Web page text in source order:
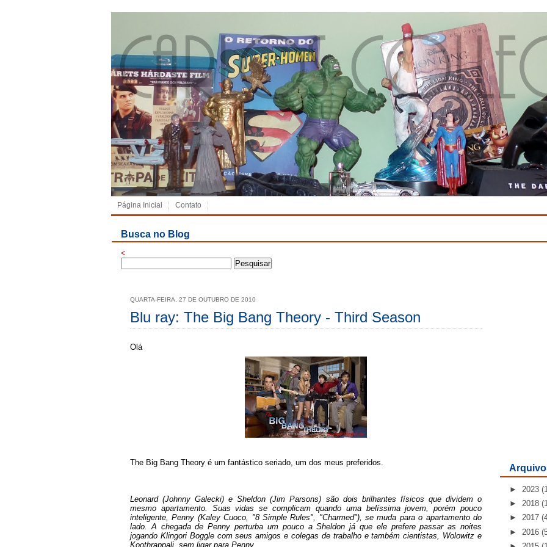
Página Inicial Contato
Busca no Blog
<
QUARTA-FEIRA, 27 DE OUTUBRO DE 2010
Blu ray: The Big Bang Theory - Third Season
Olá
The Big Bang Theory é um fantástico seriado, um dos meus preferidos.
Leonard (Johnny Galecki) e Sheldon (Jim Parsons) são dois brilhantes físicos que dividem o
mesmo apartamento. Suas vidas se complicam quando uma belíssima jovem, porém pouco
inteligente, Penny (Kaley Cuoco, "8 Simple Rules", "Charmed"), se muda para o apartamento do
lado. A chegada de Penny perturba um pouco a Sheldon já que ele prefere passar as noites
jogando Klingori Boggle com seus amigos e colegas de trabalho e também cientistas, Wolowitz e
Koothrappali, sem ligar para Penny.
► 2023
► 2018
► 2017
► 2016